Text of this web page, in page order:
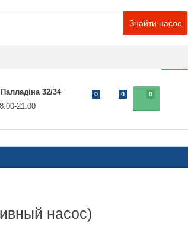
Знайти насос
32/34
21.00
0
0 0
насос)